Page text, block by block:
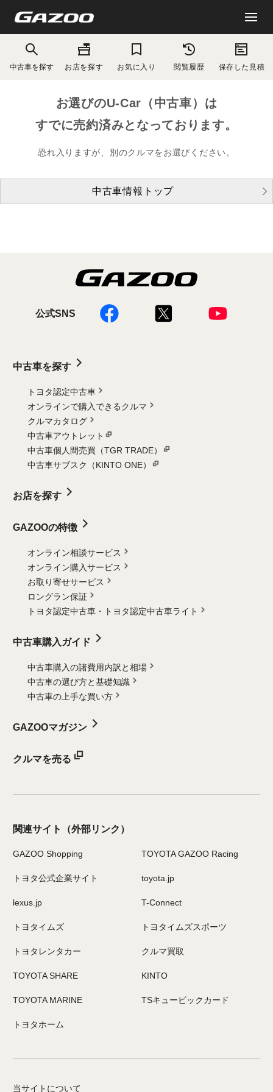
中古車を探す お店を探す お気に入り 閲覧履歴 保存した見積
お選びのU-Car（中古車）は
すでに売約済みとなっております。
恐れ入りますが、別のクルマをお選びください。
中古車情報トップ
公式SNS
中古車を探す
トヨタ認定中古車
オンラインで購入できるクルマ
クルマカタログ
中古車アウトレット
中古車個人間売買（TGR TRADE）
中古車サブスク（KINTO ONE）
お店を探す
GAZOOの特徴
オンライン相談サービス
オンライン購入サービス
お取り寄せサービス
ロングラン保証
トヨタ認定中古車・
トヨタ認定中古車ライト
中古車購入ガイド
中古車購入の諸費用内訳と相場
中古車の選び方と基礎知識
中古車の上手な買い方
GAZOOマガジン
クルマを売る
関連サイト （外部リンク）
GAZOO Shopping TOYOTA GAZOO Racing
トヨタ公式企業サイト toyota.jp
lexus.jp T-Connect
トヨタイムズ トヨタイムズスポーツ
トヨタレンタカー クルマ買取
TOYOTA SHARE KINTO
TOYOTA MARINE TSキュービックカード
トヨタホーム
当サイトについて